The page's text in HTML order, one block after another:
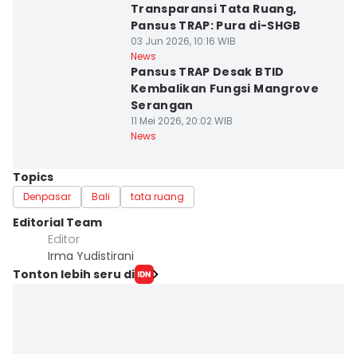
Transparansi Tata Ruang,
Pansus TRAP: Pura di-SHGB
03 Jun 2026, 10:16 WIB
News
Pansus TRAP Desak BTID
Kembalikan Fungsi Mangrove
Serangan
11 Mei 2026, 20:02 WIB
News
Topics
Denpasar Bali tata ruang
Editorial Team
Editor
Irma Yudistirani
Tonton lebih seru di